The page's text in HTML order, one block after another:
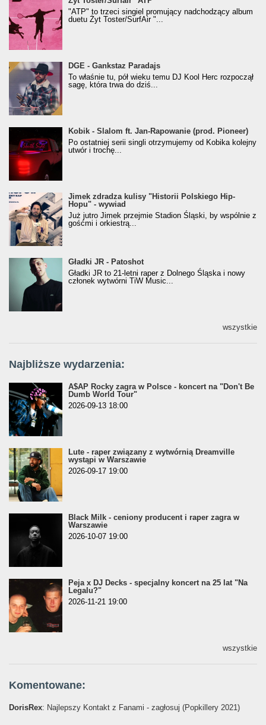
"ATP" to trzeci singiel promujący nadchodzący album
duetu Żyt Toster/SurfAir "...
donGURALesko z nagrodą za
Klasyczny/Trueschoolowy Album Roku
(Popkillery 2023)
DGE - Gankstaz Paradajs
To właśnie tu, pół wieku temu DJ Kool Herc rozpoczął
sagę, która trwa do dziś...
Kobik - Slalom ft. Jan-Rapowanie (prod. Pioneer)
[Official Music Visualiser]
Kobik - Slalom ft. Jan-Rapowanie (prod. Pioneer)
Po ostatniej serii singli otrzymujemy od Kobika kolejny
utwór i trochę...
Jimek zdradza kulisy "Historii Polskiego Hip-
Hopu" - wywiad
Jimek zdradza kulisy "Historii Polskiego Hip-
Hopu" - wywiad
Już jutro Jimek przejmie Stadion Śląski, by wspólnie z
gośćmi i orkiestrą...
Gładki JR - Patoshot
Gładki JR - Patoshot
Gładki JR to 21-letni raper z Dolnego Śląska i nowy
członek wytwórni TiW Music...
wszystkie
Najbliższe wydarzenia:
A$AP Rocky zagra w Polsce - koncert na "Don't Be
Dumb World Tour"
2026-09-13 18:00
Lute - raper związany z wytwórnią Dreamville
wystąpi w Warszawie
2026-09-17 19:00
Black Milk - ceniony producent i raper zagra w
Warszawie
2026-10-07 19:00
Peja x DJ Decks - specjalny koncert na 25 lat "Na
Legalu?"
2026-11-21 19:00
wszystkie
Komentowane:
DorisRex: Najlepszy Kontakt z Fanami - zagłosuj (Popkillery 2021)